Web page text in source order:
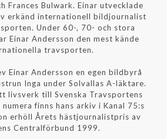
Frances Bulwark. Einar utvecklade
erkänd internationell bildjournalist
Under 60-, 70- och stora
Einar Andersson den mest kände
travsporten.
Einar Andersson en egen bildbyrå
Inga under Solvallas A-läktare.
livsverk till Svenska Travsportens
finns hans arkiv i Kanal 75:s
erhöll Årets hästjournalistpris av
Centralförbund 1999.